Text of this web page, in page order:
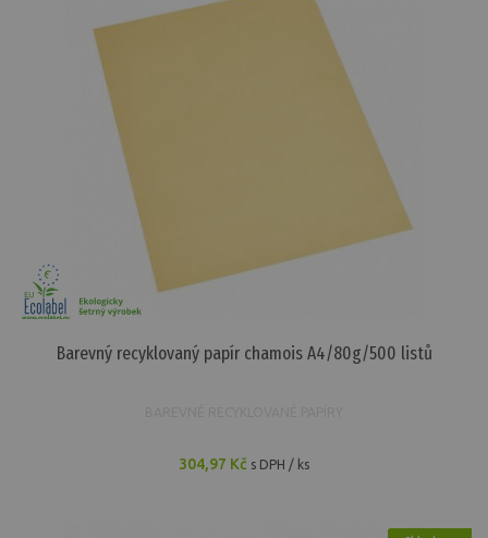
Barevný recyklovaný papír chamois A4/80g/500 listů
304,97 Kč s DPH / ks